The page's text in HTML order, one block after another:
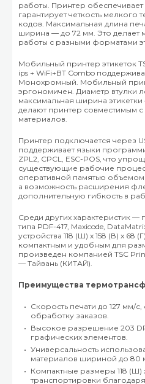
работы. Принтер
гарантирует четкость мелкого
кодов. Максимальная длина
ширина — до 72 мм. Это делает
работы с разными форматами
Мобильный принтер этикеток
ips + WiFi+BT Combo
Монохромный. Мобильный
эргономичен. Диаметр втулки
максимальная ширина
делают принтер совместимым
материалов.
Принтер подключается через
поддерживает языки
ZPL2, CPCL, ESC-POS, что
существующие рабочие
оперативной памятью объемом
а возможность расширения
дополнительную гибкость в
Среди других характеристик
типа PDF-417, Maxicode,
устройства 118 (Ш) x 158 (В) x 68
компактным и удобным для
произведен компанией TSC
— Тайвань (КИТАЙ).
Преимущества
Скорость печати до 127 мм/
обработку заказов.
Высокое разрешение 203
графических элементов.
Универсальность
материалов шириной до 80
Компактные размеры 118 (Ш)
транспортировки благодаря